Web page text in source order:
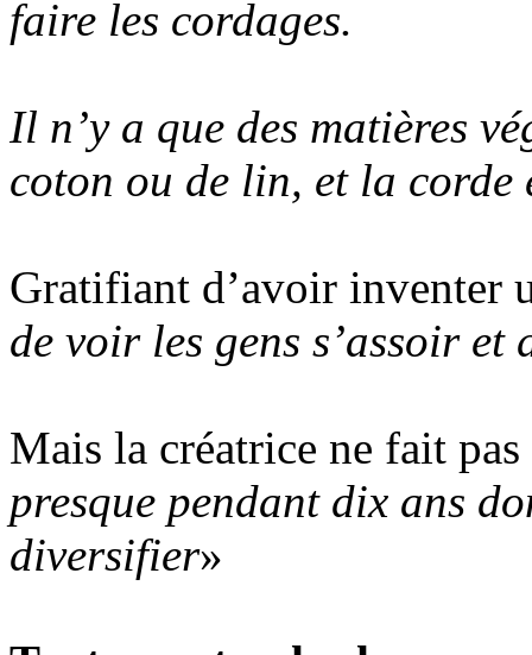
faire les cordages.
Il n’y a que des matières
coton ou de lin, et la corde
Gratifiant d’avoir inventer
de voir les gens s’assoir et
Mais la créatrice ne fait pas
presque pendant dix ans
diversifier»